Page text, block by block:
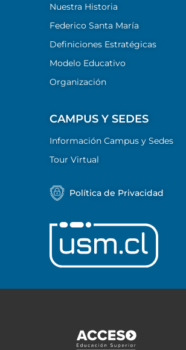
Nuestra Historia
Federico Santa María
Definiciones Estratégicas
Modelo Educativo
Organización
CAMPUS Y SEDES
Información Campus y Sedes
Tour Virtual
Política de Privacidad